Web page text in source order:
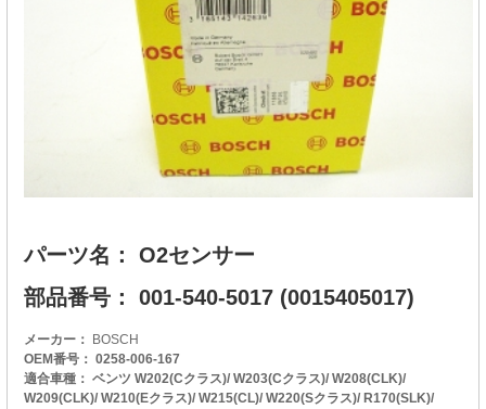
パーツ名： O2センサー
部品番号： 001-540-5017 (0015405017)
メーカー：
BOSCH
OEM番号： 0258-006-167
適合車種： ベンツ W202(Cクラス)/ W203(Cクラス)/ W208(CLK)/
W209(CLK)/ W210(Eクラス)/ W215(CL)/ W220(Sクラス)/ R170(SLK)/